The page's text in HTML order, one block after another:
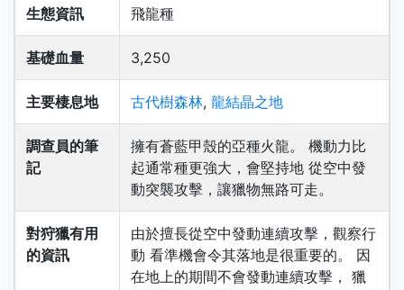
生態資訊 飛龍種
基礎血量 3,250
主要棲息地 古代樹森林, 龍結晶之地
調查員的筆
記
擁有蒼藍甲殼的亞種火龍。 機動力比
起通常種更強大，會堅持地 從空中發
動突襲攻擊，讓獵物無路可走。
對狩獵有用
的資訊
由於擅長從空中發動連續攻擊，觀察行
動 看準機會令其落地是很重要的。 因
在地上的期間不會發動連續攻擊， 獵